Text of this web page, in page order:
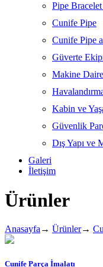
Pipe
Cunife Pipe
Cunife Pipe
Güverte
Makine
Kabin ve
Güvenlik
Dış Yapı ve
Galeri
İletişim
Ürünler
Anasayfa → Ürünler→
Cunife Parça İmalatı